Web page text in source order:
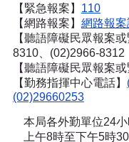
【緊急報案】 110
【網路報案】 網路報
【聽語障礙民眾報案
8310、(02)2966-8312
【聽語障礙民眾報案
【勤務指揮中心電話】
(02)29660253
本局各外勤單位24
上午8時至下午5時